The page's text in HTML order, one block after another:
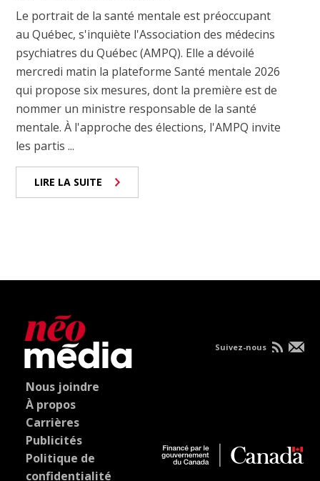
Le portrait de la santé mentale est préoccupant
au Québec, s'inquiète l'Association des médecins
psychiatres du Québec (AMPQ). Elle a dévoilé
mercredi matin la plateforme Santé mentale 2026
qui propose six mesures, dont la première est de
nommer un ministre responsable de la santé
mentale. À l'approche des élections, l'AMPQ invite
les partis ...
LIRE LA SUITE
Nous joindre
À propos
Carrières
Publicités
Politique de
confidentialité
Suivez-nous